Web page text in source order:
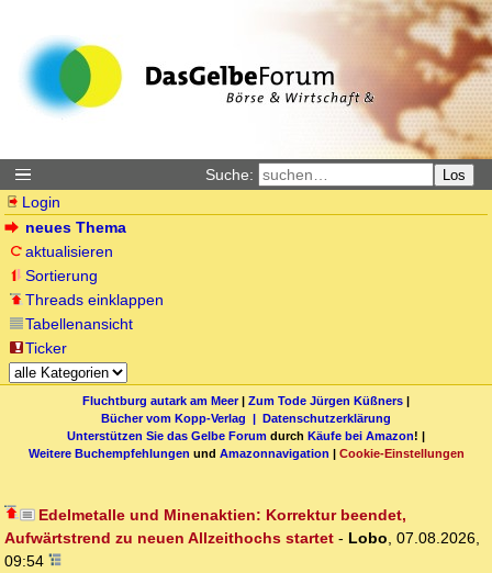
Suche: Los
Login
neues Thema
aktualisieren
Sortierung
Threads einklappen
Tabellenansicht
Ticker
Fluchtburg autark am Meer| Zum Tode Jürgen Küßners |
Bücher vom Kopp-Verlag | Datenschutzerklärung
Unterstützen Sie das Gelbe Forum durch Käufe bei Amazon! |
Weitere Buchempfehlungen und Amazonnavigation | Cookie-Einstellungen
Edelmetalle und Minenaktien: Korrektur beendet,
Aufwärtstrend zu neuen Allzeithochs startet - Lobo, 07.08.2026,
09:54